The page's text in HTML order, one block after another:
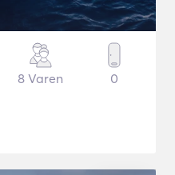
8 Varen 0